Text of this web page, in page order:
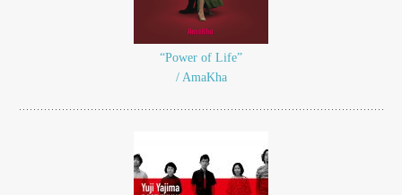
“Power of Life”
/ AmaKha